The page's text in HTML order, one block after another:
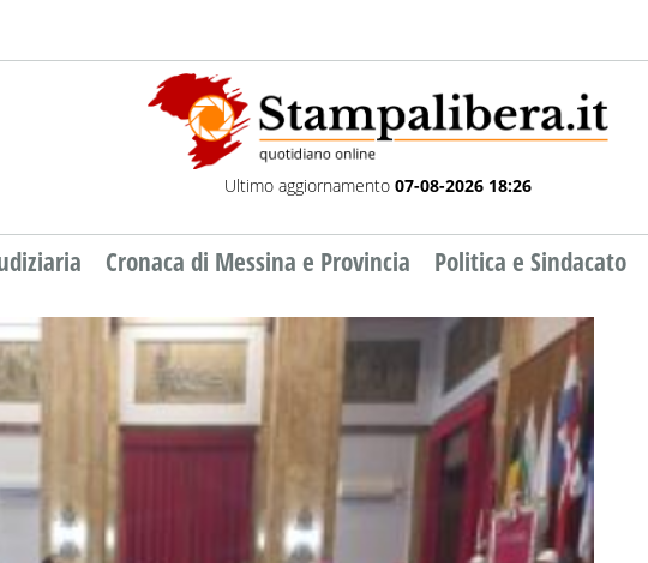
Ultimo aggiornamento 07-08-2026 18:26
Cronaca di Messina e Provincia Politica e Sindacato